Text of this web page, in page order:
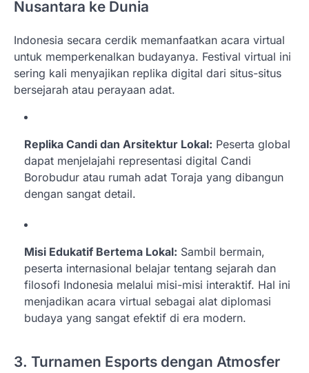
Nusantara ke Dunia
Indonesia secara cerdik memanfaatkan acara virtual
untuk memperkenalkan budayanya. Festival virtual ini
sering kali menyajikan replika digital dari situs-situs
bersejarah atau perayaan adat.
Replika Candi dan Arsitektur Lokal: Peserta global
dapat menjelajahi representasi digital Candi
Borobudur atau rumah adat Toraja yang dibangun
dengan sangat detail.
Misi Edukatif Bertema Lokal: Sambil bermain,
peserta internasional belajar tentang sejarah dan
filosofi Indonesia melalui misi-misi interaktif. Hal ini
menjadikan acara virtual sebagai alat diplomasi
budaya yang sangat efektif di era modern.
3. Turnamen Esports dengan Atmosfer